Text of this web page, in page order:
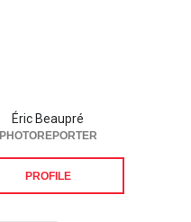
Éric Beaupré
PHOTOREPORTER
PROFILE